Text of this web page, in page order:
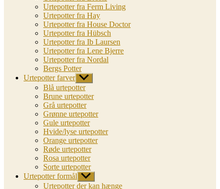
Urtepotter fra Ferm Living
Urtepotter fra Hay
Urtepotter fra House Doctor
Urtepotter fra Hübsch
Urtepotter fra Ib Laursen
Urtepotter fra Lene Bjerre
Urtepotter fra Nordal
Bergs Potter
Urtepotter farver Vis
undermenu
Blå urtepotter
Brune urtepotter
Grå urtepotter
Grønne urtepotter
Gule urtepotter
Hvide/lyse urtepotter
Orange urtepotter
Røde urtepotter
Rosa urtepotter
Sorte urtepotter
Urtepotter formål Vis
undermenu
Urtepotter der kan hænge